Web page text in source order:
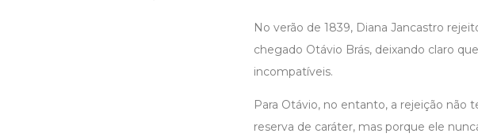
No verão de 1839, Diana Jancastro
chegado Otávio Brás, deixando claro
incompatíveis.
Para Otávio, no entanto, a rejeição
reserva de caráter, mas porque ele